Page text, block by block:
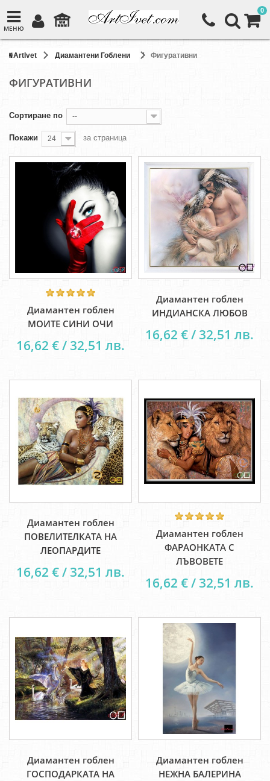
МЕНЮ
0
ArtIvet Диамантени Гоблени Фигуративни
ФИГУРАТИВНИ
Сортиране по --
Покажи 24 за страница
Диамантен гоблен
МОИТЕ СИНИ ОЧИ
16,62 € / 32,51 лв.
Диамантен гоблен
ИНДИАНСКА ЛЮБОВ
16,62 € / 32,51 лв.
Диамантен гоблен
ПОВЕЛИТЕЛКАТА НА
ЛЕОПАРДИТЕ
16,62 € / 32,51 лв.
Диамантен гоблен
ФАРАОНКАТА С
ЛЪВОВЕТЕ
16,62 € / 32,51 лв.
Диамантен гоблен
ГОСПОДАРКАТА НА
Диамантен гоблен
НЕЖНА БАЛЕРИНА